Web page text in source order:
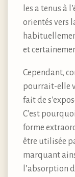
les a tenus à
orientés vers
et
Cependant,
pourrait-elle
fait de
C’est
forme
être utilisée
marquant
l’absorption